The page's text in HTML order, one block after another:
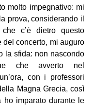
molto impegnativo: mi
prova, considerando il
c’è dietro questo
del concerto, mi auguro
la sfida: non nascondo
che avverto nel
con i professori
Magna Grecia, così
ho imparato durante le